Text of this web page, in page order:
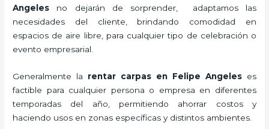
Angeles no dejarán de sorprender, adaptamos las
necesidades del cliente, brindando comodidad en
espacios de aire libre, para cualquier tipo de celebración o
evento empresarial.
Generalmente la rentar carpas en Felipe Angeles es
factible para cualquier persona o empresa en diferentes
temporadas del año, permitiendo ahorrar costos y
haciendo usos en zonas específicas y distintos ambientes.